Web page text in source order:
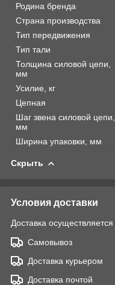
Родина бренда
Страна производства
Тип передвижения
Тип тали
Толщина силовой цепи,
мм
Усилие, кг
Цепная
Шаг звена силовой цепи,
мм
Ширина упаковки, мм
Скрыть
Условия доставки
Доставка
Самовывоз
Доставка курьером
Доставка почтой